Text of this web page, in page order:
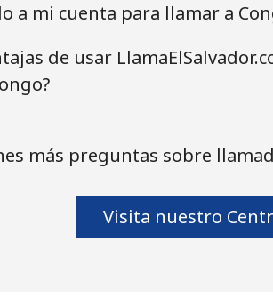
a mi cuenta para llamar a
de usar
más preguntas sobre
Visita nuestro